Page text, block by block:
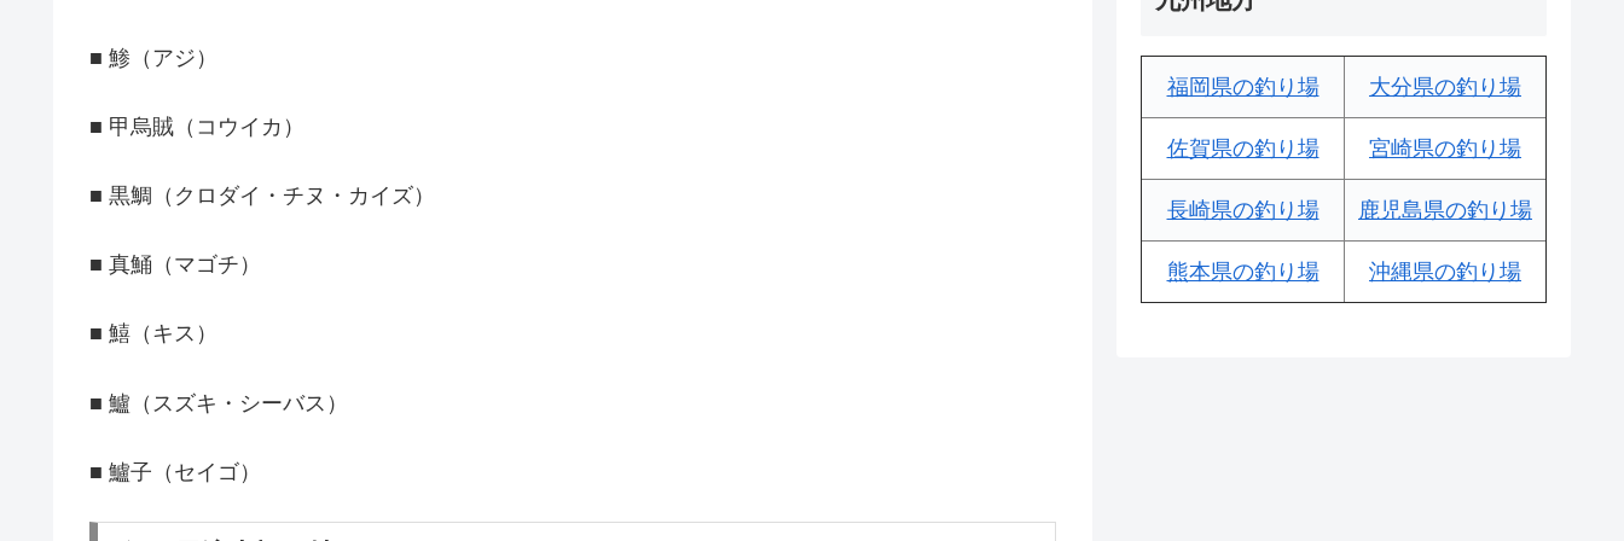
■ 鯵（アジ）
■ 甲烏賊（コウイカ）
■ 黒鯛（クロダイ・チヌ・カイズ）
■ 真鯒（マゴチ）
■ 鱚（キス）
■ 鱸（スズキ・シーバス）
■ 鱸子（セイゴ）
福岡県の釣り場 大分県の釣り場
佐賀県の釣り場 宮崎県の釣り場
長崎県の釣り場 鹿児島県の釣り場
熊本県の釣り場 沖縄県の釣り場